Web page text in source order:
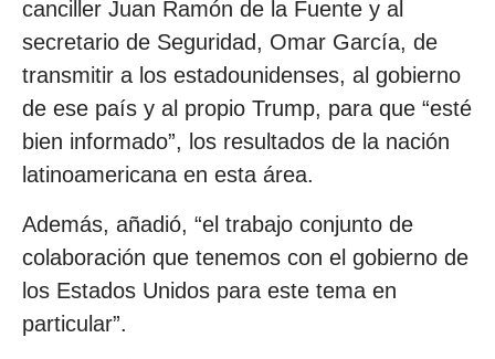
canciller Juan Ramón de la Fuente y al
secretario de Seguridad, Omar García, de
transmitir a los estadounidenses, al gobierno
de ese país y al propio Trump, para que “esté
bien informado”, los resultados de la nación
latinoamericana en esta área.
Además, añadió, “el trabajo conjunto de
colaboración que tenemos con el gobierno de
los Estados Unidos para este tema en
particular”.